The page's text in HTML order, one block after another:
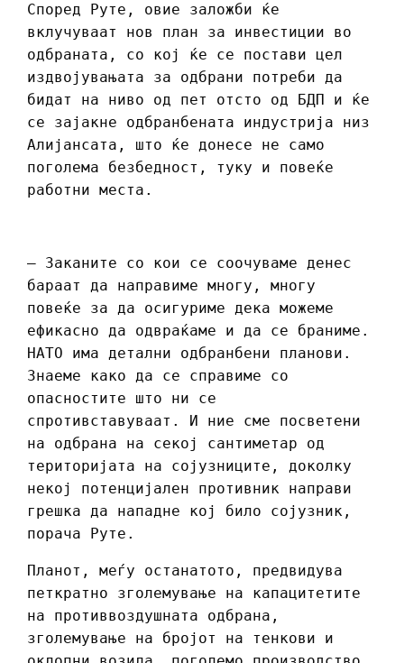
Според Руте, овие заложби ќе
вклучуваат нов план за инвестиции во
одбраната, со кој ќе се постави цел
издвојувањата за одбрани потреби да
бидат на ниво од пет отсто од БДП и ќе
се зајакне одбранбената индустрија низ
Алијансата, што ќе донесе не само
поголема безбедност, туку и повеќе
работни места.
– Заканите со кои се соочуваме денес
бараат да направиме многу, многу
повеќе за да осигуриме дека можеме
ефикасно да одвраќаме и да се браниме.
НАТО има детални одбранбени планови.
Знаеме како да се справиме со
опасностите што ни се
спротивставуваат. И ние сме посветени
на одбрана на секој сантиметар од
територијата на сојузниците, доколку
некој потенцијален противник направи
грешка да нападне кој било сојузник,
порача Руте.
Планот, меѓу останатото, предвидува
петкратно зголемување на капацитетите
на противвоздушната одбрана,
зголемување на бројот на тенкови и